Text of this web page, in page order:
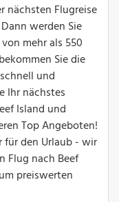
nächsten Flugreise
werden Sie
mehr als 550
Sie die
und
Ihr nächstes
Island und
Top Angeboten!
für den Urlaub - wir
Flug nach Beef
preiswerten